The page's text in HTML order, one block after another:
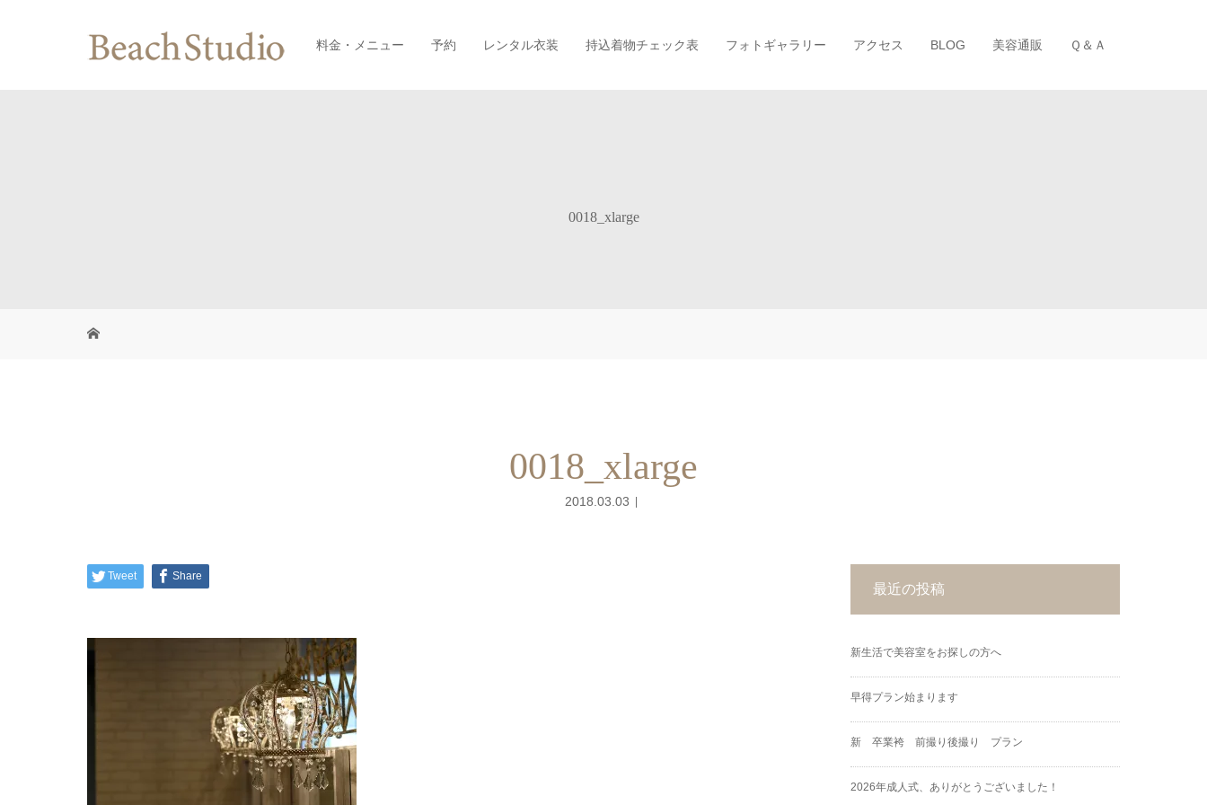
料金・メニュー 予約 レンタル衣装 持込着物チェック表 フォトギャラリー アクセス BLOG 美容通販 Ｑ＆Ａ
0018_xlarge
0018_xlarge
2018.03.03
Tweet Share
最近の投稿
新生活で美容室をお探しの方へ
早得プラン始まります
新 卒業袴 前撮り後撮り プラン
2026年成人式、ありがとうございました！